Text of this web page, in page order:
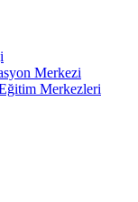
Merkezi
Merkezleri